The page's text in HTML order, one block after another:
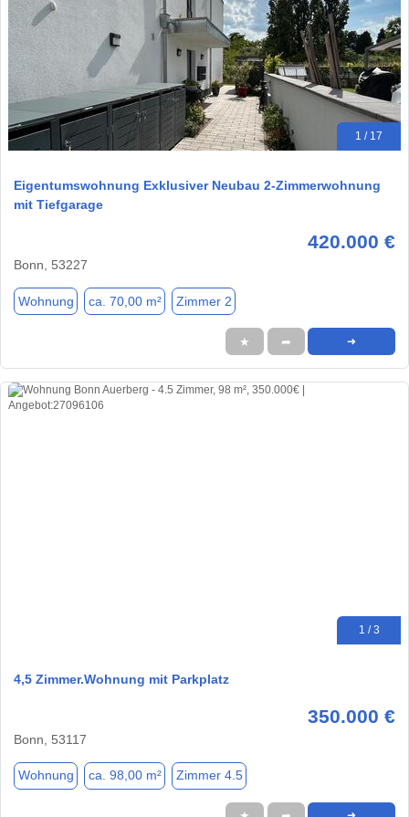
1 / 17
Eigentumswohnung Exklusiver Neubau 2-Zimmerwohnung
mit Tiefgarage
420.000 €
Bonn, 53227
Wohnung ca. 70,00 m² Zimmer 2
★ ➦ ➜
1 / 3
4,5 Zimmer.Wohnung mit Parkplatz
350.000 €
Bonn, 53117
Wohnung ca. 98,00 m² Zimmer 4.5